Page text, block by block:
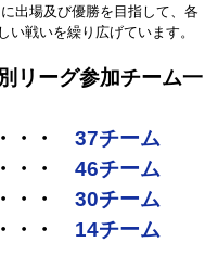
出場及び優勝を目指して、各
戦いを繰り広げています。
ーグ参加チーム一
・・ 37チーム
・・ 46チーム
・・ 30チーム
・・ 14チーム